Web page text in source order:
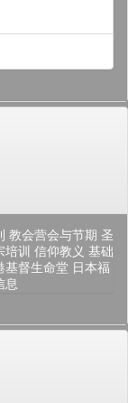
教会营会与节期 圣
培训 信仰教义 基础
基督生命堂 日本福
息